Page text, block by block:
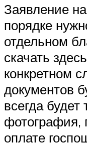
Заявление
порядке
отдельном
скачать
конкретном
документов
всегда будет
фотография,
оплате